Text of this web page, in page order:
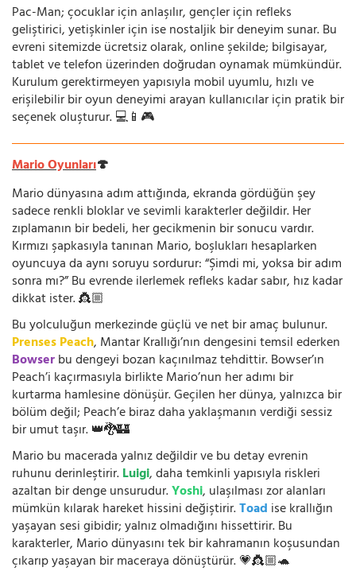
Pac-Man; çocuklar için anlaşılır, gençler için refleks
geliştirici, yetişkinler için ise nostaljik bir deneyim sunar. Bu
evreni sitemizde ücretsiz olarak, online şekilde; bilgisayar,
tablet ve telefon üzerinden doğrudan oynamak mümkündür.
Kurulum gerektirmeyen yapısıyla mobil uyumlu, hızlı ve
erişilebilir bir oyun deneyimi arayan kullanıcılar için pratik bir
seçenek oluşturur. 💻📱🎮
Mario Oyunları🍄
Mario dünyasına adım attığında, ekranda gördüğün şey
sadece renkli bloklar ve sevimli karakterler değildir. Her
zıplamanın bir bedeli, her gecikmenin bir sonucu vardır.
Kırmızı şapkasıyla tanınan Mario, boşlukları hesaplarken
oyuncuya da aynı soruyu sordurur: “Şimdi mi, yoksa bir adım
sonra mı?” Bu evrende ilerlemek refleks kadar sabır, hız kadar
dikkat ister. 👸🏼
Bu yolculuğun merkezinde güçlü ve net bir amaç bulunur.
Prenses Peach, Mantar Krallığı’nın dengesini temsil ederken
Bowserbu dengeyi bozan kaçınılmaz tehdittir. Bowser’ın
Peach’i kaçırmasıyla birlikte Mario’nun her adımı bir
kurtarma hamlesine dönüşür. Geçilen her dünya, yalnızca bir
bölüm değil; Peach’e biraz daha yaklaşmanın verdiği sessiz
bir umut taşır. 👑🐉🏰
Mario bu macerada yalnız değildir ve bu detay evrenin
ruhunu derinleştirir.Luigi, daha temkinli yapısıyla riskleri
azaltan bir denge unsurudur.Yoshi, ulaşılması zor alanları
mümkün kılarak hareket hissini değiştirir.Toad ise krallığın
yaşayan sesi gibidir; yalnız olmadığını hissettirir. Bu
karakterler, Mario dünyasını tek bir kahramanın koşusundan
çıkarıp yaşayan bir maceraya dönüştürür. 💗👸🏼🐢